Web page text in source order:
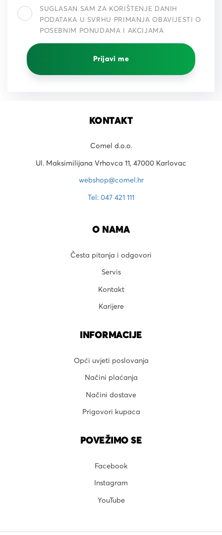
SUGLASAN SAM ZA KORIŠTENJE DANIH
PODATAKA U SVRHU PRIMANJA OBAVIJESTI O
POSEBNIM PONUDAMA I AKCIJAMA
Prijavi me
KONTAKT
Comel d.o.o.
Ul. Maksimilijana Vrhovca 11, 47000 Karlovac
webshop@comel.hr
Tel: 047 421 111
O NAMA
Česta pitanja i odgovori
Servis
Kontakt
Karijere
INFORMACIJE
Opći uvjeti poslovanja
Načini plaćanja
Načini dostave
Prigovori kupaca
POVEŽIMO SE
Facebook
Instagram
YouTube